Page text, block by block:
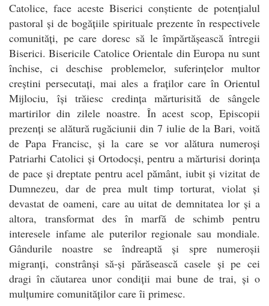
Catolice, face aceste Biserici conștiente de potențialul
pastoral și de bogățiile spirituale prezente în respectivele
comunități, pe care doresc să le împărtășească întregii
Biserici. Bisericile Catolice Orientale din Europa nu sunt
închise, ci deschise problemelor, suferințelor multor
creștini persecutați, mai ales a fraților care în Orientul
Mijlociu, își trăiesc credința mărturisită de sângele
martirilor din zilele noastre. În acest scop, Episcopii
prezenți se alătură rugăciunii din 7 iulie de la Bari, voită
de Papa Francisc, și la care se vor alătura numeroși
Patriarhi Catolici și Ortodocși, pentru a mărturisi dorința
de pace și dreptate pentru acel pământ, iubit și vizitat de
Dumnezeu, dar de prea mult timp torturat, violat și
devastat de oameni, care au uitat de demnitatea lor și a
altora, transformat des în marfă de schimb pentru
interesele infame ale puterilor regionale sau mondiale.
Gândurile noastre se îndreaptă și spre numeroșii
migranți, constrânși să-și părăsească casele și pe cei
dragi în căutarea unor condiții mai bune de trai, și o
mulțumire comunităților care îi primesc.